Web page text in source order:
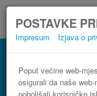
POSTAVKE
Impresum Izjava o
Poput većine web-
osigurali da naše
3 koraka do